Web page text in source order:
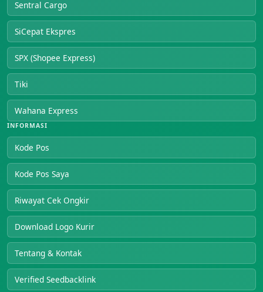
Sentral Cargo
SiCepat Ekspres
SPX (Shopee Express)
Tiki
Wahana Express
INFORMASI
Kode Pos
Kode Pos Saya
Riwayat Cek Ongkir
Download Logo Kurir
Tentang & Kontak
Verified Seedbacklink